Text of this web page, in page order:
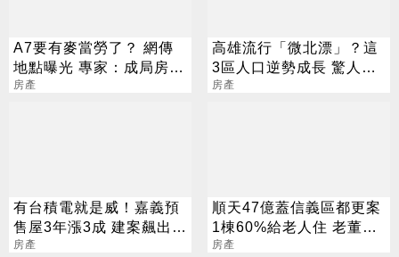
A7要有麥當勞了？ 網傳
地點曝光 專家：成局房市
大加分
房產
高雄流行「微北漂」？這
3區人口逆勢成長 驚人巧
合都與「它」有關
房產
有台積電就是威！嘉義預
售屋3年漲3成 建案飆出5
字頭
房產
順天47億蓋信義區都更案
1棟60%給老人住 老董：
只能打平獲利
房產